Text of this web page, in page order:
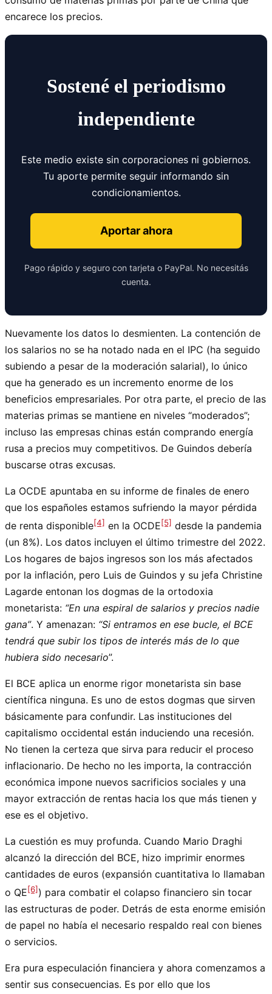
encarece los precios.
Sostené el periodismo
independiente
Este medio existe sin corporaciones ni gobiernos.
Tu aporte permite seguir informando sin
condicionamientos.
Aportar ahora
Pago rápido y seguro con tarjeta o PayPal. No necesitás
cuenta.
Nuevamente los datos lo desmienten. La contención de
los salarios no se ha notado nada en el IPC (ha seguido
subiendo a pesar de la moderación salarial), lo único
que ha generado es un incremento enorme de los
beneficios empresariales. Por otra parte, el precio de las
materias primas se mantiene en niveles “moderados”;
incluso las empresas chinas están comprando energía
rusa a precios muy competitivos. De Guindos debería
buscarse otras excusas.
La OCDE apuntaba en su informe de finales de enero
que los españoles estamos sufriendo la mayor pérdida
de renta disponible[4] en la OCDE[5] desde la pandemia
(un 8%). Los datos incluyen el último trimestre del 2022.
Los hogares de bajos ingresos son los más afectados
por la inflación, pero Luis de Guindos y su jefa Christine
Lagarde entonan los dogmas de la ortodoxia
monetarista: “En una espiral de salarios y precios nadie
gana”. Y amenazan: “Si entramos en ese bucle, el BCE
tendrá que subir los tipos de interés más de lo que
hubiera sido necesario”.
El BCE aplica un enorme rigor monetarista sin base
científica ninguna. Es uno de estos dogmas que sirven
básicamente para confundir. Las instituciones del
capitalismo occidental están induciendo una recesión.
No tienen la certeza que sirva para reducir el proceso
inflacionario. De hecho no les importa, la contracción
económica impone nuevos sacrificios sociales y una
mayor extracción de rentas hacia los que más tienen y
ese es el objetivo.
La cuestión es muy profunda. Cuando Mario Draghi
alcanzó la dirección del BCE, hizo imprimir enormes
cantidades de euros (expansión cuantitativa lo llamaban
o QE[6] ) para combatir el colapso financiero sin tocar
las estructuras de poder. Detrás de esta enorme emisión
de papel no había el necesario respaldo real con bienes
o servicios.
Era pura especulación financiera y ahora comenzamos a
sentir sus consecuencias. Es por ello que los